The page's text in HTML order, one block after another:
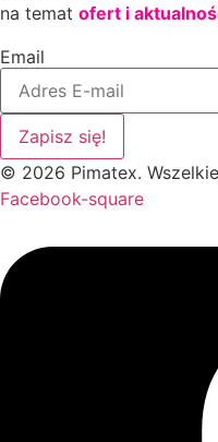
na temat ofert i
Email
Zapisz się!
© 2026 Pimatex.
Facebook-square